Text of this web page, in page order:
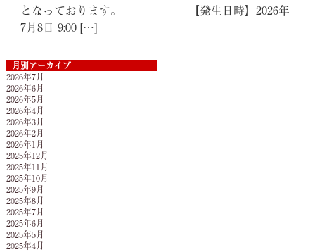
となっております。 【発生日時】2026年
7月8日 9:00 […]
月別アーカイブ
2026年7月
2026年6月
2026年5月
2026年4月
2026年3月
2026年2月
2026年1月
2025年12月
2025年11月
2025年10月
2025年9月
2025年8月
2025年7月
2025年6月
2025年5月
2025年4月